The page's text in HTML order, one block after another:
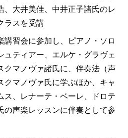
、大井美佳、中井正子諸氏のレ
ラスを受講
講習会に参加し、ピアノ・ソロ
ュティアー、エルケ・グラヴェ
クマノヴァ諸氏に、伴奏法（声
クマノヴァ氏に学ぶほか、キャ
ス、レナーテ・ベーレ、ドロテ
の声楽レッスンに伴奏として参